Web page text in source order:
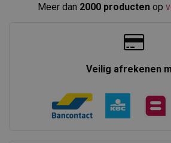
Meer dan 2000 producten op
Veilig afrekenen